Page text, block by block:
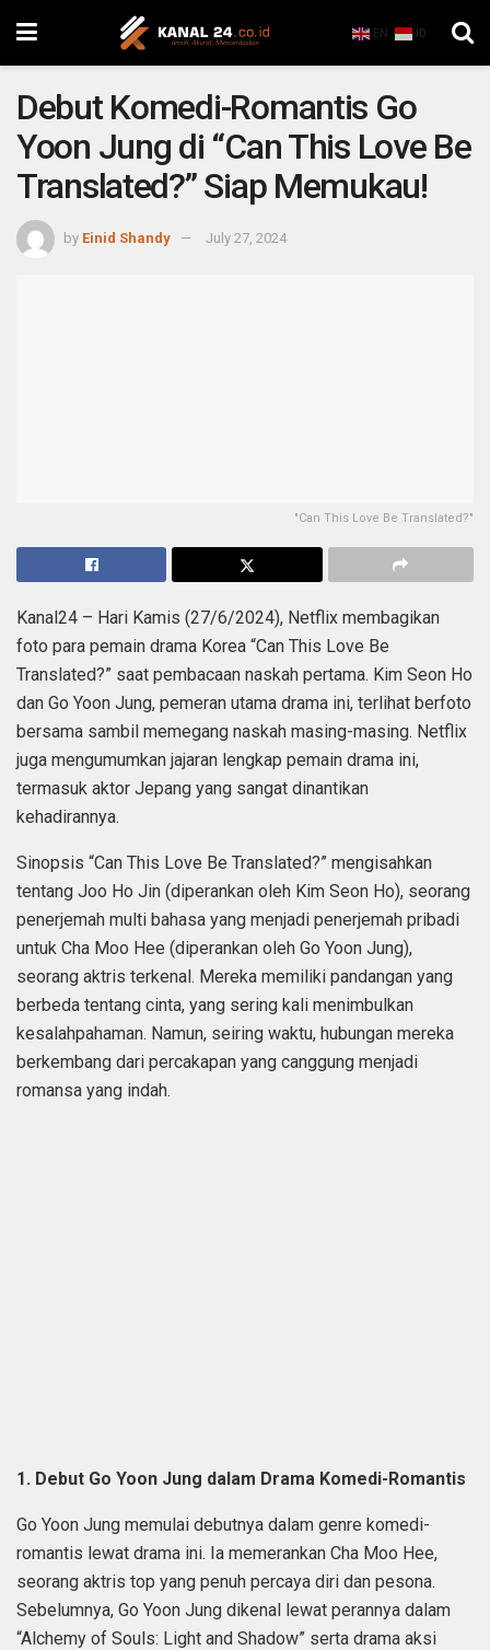
EN ID
Debut Komedi-Romantis Go
Yoon Jung di “Can This Love Be
Translated?” Siap Memukau!
by Einid Shandy July 27, 2024
"Can This Love Be Translated?"
Kanal24 – Hari Kamis (27/6/2024), Netflix membagikan
foto para pemain drama Korea “Can This Love Be
Translated?” saat pembacaan naskah pertama. Kim Seon Ho
dan Go Yoon Jung, pemeran utama drama ini, terlihat berfoto
bersama sambil memegang naskah masing-masing. Netflix
juga mengumumkan jajaran lengkap pemain drama ini,
termasuk aktor Jepang yang sangat dinantikan
kehadirannya.
Sinopsis “Can This Love Be Translated?” mengisahkan
tentang Joo Ho Jin (diperankan oleh Kim Seon Ho), seorang
penerjemah multi bahasa yang menjadi penerjemah pribadi
untuk Cha Moo Hee (diperankan oleh Go Yoon Jung),
seorang aktris terkenal. Mereka memiliki pandangan yang
berbeda tentang cinta, yang sering kali menimbulkan
kesalahpahaman. Namun, seiring waktu, hubungan mereka
berkembang dari percakapan yang canggung menjadi
romansa yang indah.
1. Debut Go Yoon Jung dalam Drama Komedi-Romantis
Go Yoon Jung memulai debutnya dalam genre komedi-
romantis lewat drama ini. Ia memerankan Cha Moo Hee,
seorang aktris top yang penuh percaya diri dan pesona.
Sebelumnya, Go Yoon Jung dikenal lewat perannya dalam
“Alchemy of Souls: Light and Shadow” serta drama aksi